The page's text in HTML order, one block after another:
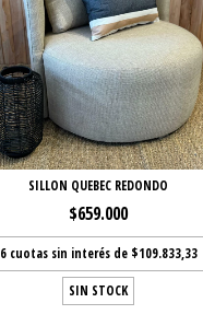
SILLON QUEBEC REDONDO
$659.000
6 cuotas sin interés de $109.833,33
SIN STOCK